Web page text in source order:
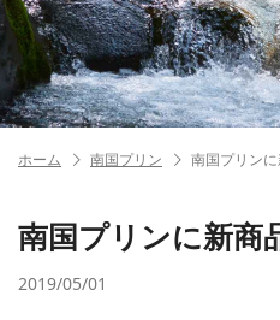
ホーム 南国プリン 南国プリンに
南国プリンに新商
2019/05/01